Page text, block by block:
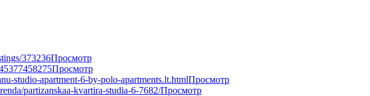
373236Просмотр
Просмотр
studio-apartment-6-by-polo-apartments.lt.htmlПросмотр
partizanskaa-kvartira-studia-6-7682/Просмотр